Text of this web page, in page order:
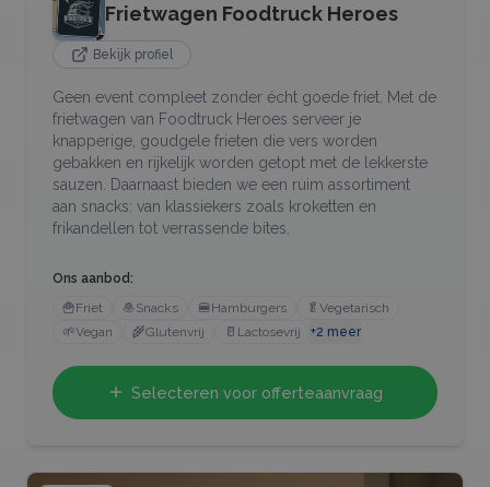
Frietwagen Foodtruck Heroes
Bekijk profiel
Geen event compleet zonder écht goede friet. Met de
frietwagen van Foodtruck Heroes serveer je
knapperige, goudgele frieten die vers worden
gebakken en rijkelijk worden getopt met de lekkerste
sauzen. Daarnaast bieden we een ruim assortiment
aan snacks: van klassiekers zoals kroketten en
frikandellen tot verrassende bites.
Ons aanbod:
🍟Friet 🧆Snacks 🍔Hamburgers 🥬 Vegetarisch
🌱Vegan 🌾Glutenvrij 🥛 Lactosevrij +2 meer
Selecteren voor offerteaanvraag